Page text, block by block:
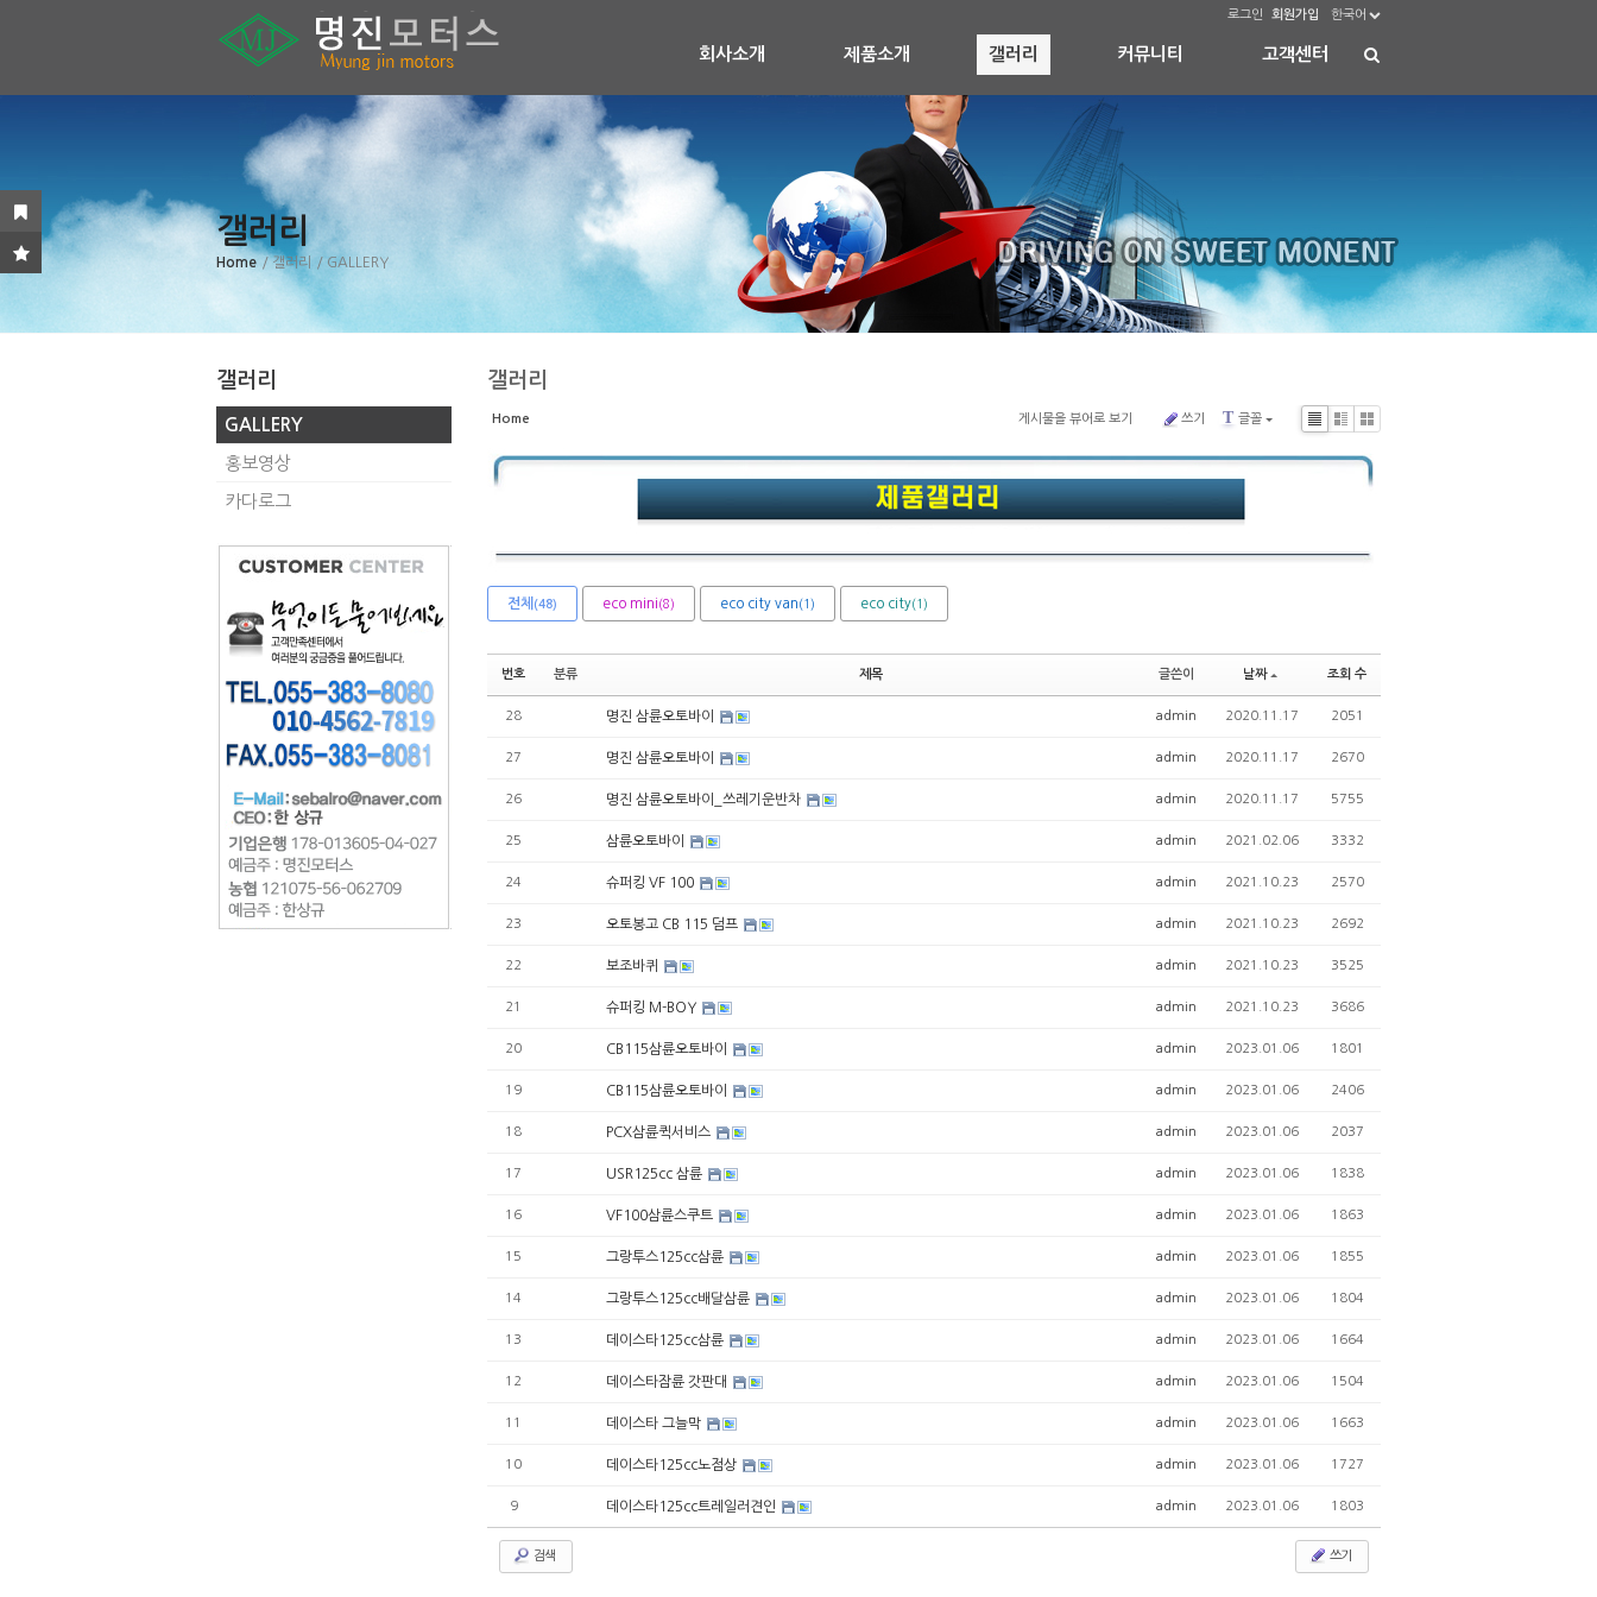
로그인 회원가입 한국어
회사소개 제품소개 갤러리 커뮤니티 고객센터
갤러리
Home / 갤러리 / GALLERY
갤러리
GALLERY
홍보영상
카다로그
갤러리
Home 게시물을 뷰어로 보기 쓰기 T 글꼴
전체 (48) eco mini (8) eco city van (1) eco city(1)
Li
s
Zi
n
G
al
le
번호 분류 제목 글쓴이 날짜 조회 수
28 명진 삼륜오토바이 admin 2020.11.17 2051
27 명진 삼륜오토바이 admin 2020.11.17 2670
26 명진 삼륜오토바이_쓰레기운반차 admin 2020.11.17 5755
25 삼륜오토바이 admin 2021.02.06 3332
24 슈퍼킹 VF 100 admin 2021.10.23 2570
23 오토봉고 CB 115 덤프 admin 2021.10.23 2692
22 보조바퀴 admin 2021.10.23 3525
21 슈퍼킹 M-BOY admin 2021.10.23 3686
20 CB115삼륜오토바이 admin 2023.01.06 1801
19 CB115삼륜오토바이 admin 2023.01.06 2406
18 PCX삼륜퀵서비스 admin 2023.01.06 2037
17 USR125cc 삼륜 admin 2023.01.06 1838
16 VF100삼륜스쿠트 admin 2023.01.06 1863
15 그랑투스125cc삼륜 admin 2023.01.06 1855
14 그랑투스125cc배달삼륜 admin 2023.01.06 1804
13 데이스타125cc삼륜 admin 2023.01.06 1664
12 데이스타잠륜 갓판대 admin 2023.01.06 1504
11 데이스타 그늘막 admin 2023.01.06 1663
10 데이스타125cc노점상 admin 2023.01.06 1727
9 데이스타125cc트레일러견인 admin 2023.01.06 1803
검색 쓰기
Sketchbook5, 스케치북5
Sketchbook5, 스케치북5
Sketchbook5, 스케치북5
Sketchbook5, 스케치북5